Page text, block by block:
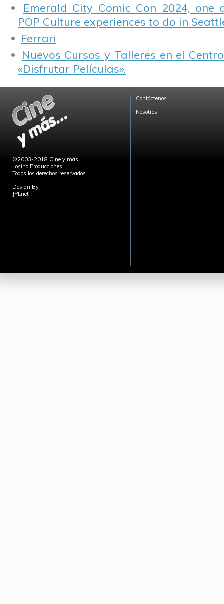
Emerald City Comic Con 2024,
POP Culture experiences to do in
Ferrari
Nuevos Cursos y Talleres en el
«Disfrutar Películas».
©2003-2018 Cine y más...
Losino Producciones
Todos los derechos reservados.
Design By
JPLnet
Contáctenos
Nosotros